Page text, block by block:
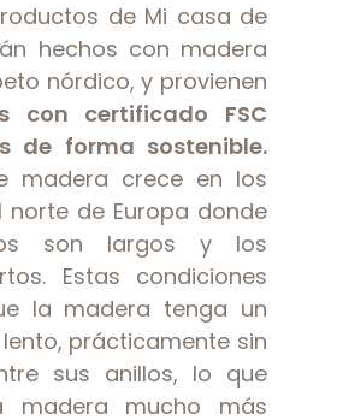
de Mi casa de
hechos con madera
nórdico, y provienen
con certificado FSC
de forma sostenible.
madera crece en los
norte de Europa donde
son largos y los
Estas condiciones
la madera tenga un
prácticamente sin
sus anillos, lo que
madera mucho más